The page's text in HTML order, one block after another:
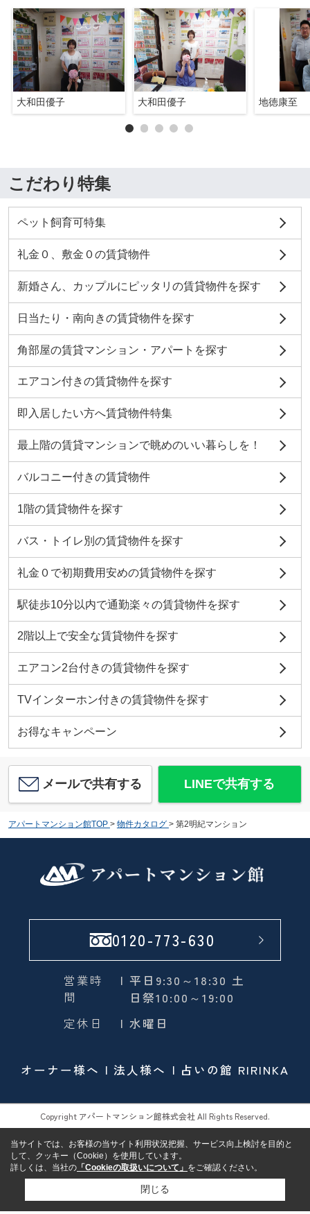
大和田優子 大和田優子 地徳康至
こだわり特集
ペット飼育可特集
礼金０、敷金０の賃貸物件
新婚さん、カップルにピッタリの賃貸物件を探す
日当たり・南向きの賃貸物件を探す
角部屋の賃貸マンション・アパートを探す
エアコン付きの賃貸物件を探す
即入居したい方へ賃貸物件特集
最上階の賃貸マンションで眺めのいい暮らしを！
バルコニー付きの賃貸物件
1階の賃貸物件を探す
バス・トイレ別の賃貸物件を探す
礼金０で初期費用安めの賃貸物件を探す
駅徒歩10分以内で通勤楽々の賃貸物件を探す
2階以上で安全な賃貸物件を探す
エアコン2台付きの賃貸物件を探す
TVインターホン付きの賃貸物件を探す
お得なキャンペーン
メールで共有する LINEで共有する
アパートマンション館TOP > 物件カタログ > 第2明紀マンション
0120-773-630
営業時
間
| 平日9:30～18:30 土
日祭10:00～19:00
定休日
| 水曜日
オーナー様へ 法人様へ 占いの館 RIRINKA
Copyright アパートマンション館株式会社 All Rights Reserved.
当サイトでは、お客様の当サイト利用状況把握、サービス向上検討を目的と
して、クッキー（Cookie）を使用しています。
詳しくは、当社の 「Cookieの取扱いについて」 をご確認ください。
閉じる